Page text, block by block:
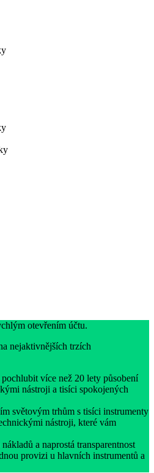
otevřením účtu.
nejaktivnějších trzích
více než 20 lety působení
nástroji a tisíci spokojených
světovým trhům s tisíci instrumenty
nástroji, které vám
a naprostá transparentnost
provizi u hlavních instrumentů a